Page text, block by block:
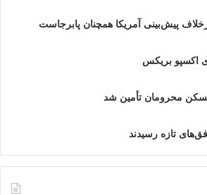
پیش‌بینی آمریکا همچنان پابرجاست
اکسپو بریکس
تازه رسیدند